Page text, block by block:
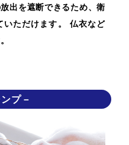
出を遮断できるため、衛
ただけます。 仏衣など
プ－